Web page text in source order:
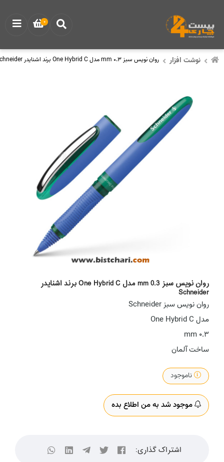
نوشت افزار روان نویس سبز 0.3 mm مدل One Hybrid C برند اشنایدر Schneider
روان نویس سبز 0.3 mm مدل One Hybrid C برند اشنایدر
Schneider
روان نویس سبز Schneider
مدل One Hybrid C
0.3 mm
ساخت آلمان
ناموجود
موجود شد به من اطلاع بده
اشتراک گذاری:
0